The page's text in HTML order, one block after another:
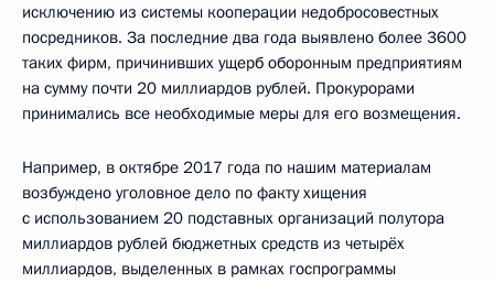
исключению из системы кооперации недобросовестных
посредников. За последние два года выявлено более 3600
таких фирм, причинивших ущерб оборонным предприятиям
на сумму почти 20 миллиардов рублей. Прокурорами
принимались все необходимые меры для его возмещения.
Например, в октябре 2017 года по нашим материалам
возбуждено уголовное дело по факту хищения
с использованием 20 подставных организаций полутора
миллиардов рублей бюджетных средств из четырёх
миллиардов, выделенных в рамках госпрограммы